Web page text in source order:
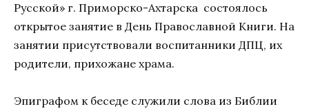
Русской» г. Приморско-Ахтарска состоялось
открытое занятие в День Православной Книги. На
занятии присутствовали воспитанники ДПЦ, их
родители, прихожане храма.
Эпиграфом к беседе служили слова из Библии